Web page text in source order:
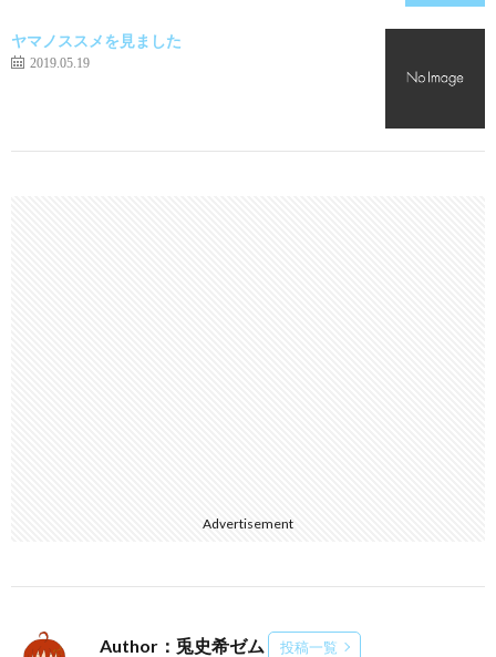
ヤマノススメを見ました
2019.05.19
Advertisement
Author：兎史希ゼム 投稿一覧